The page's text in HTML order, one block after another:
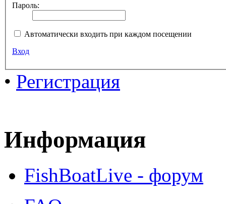
Пароль:
Автоматически входить при каждом посещении
Вход
• Регистрация
Информация
FishBoatLive - форум